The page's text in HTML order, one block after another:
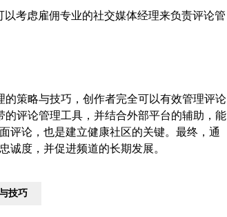
以考虑雇佣专业的社交媒体经理来负责评论管
的策略与技巧，创作者完全可以有效管理评论
的评论管理工具，并结合外部平台的辅助，能
评论，也是建立健康社区的关键。最终，通
诚度，并促进频道的长期发展。
技巧